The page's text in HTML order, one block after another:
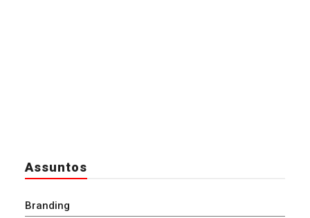
Assuntos
Branding